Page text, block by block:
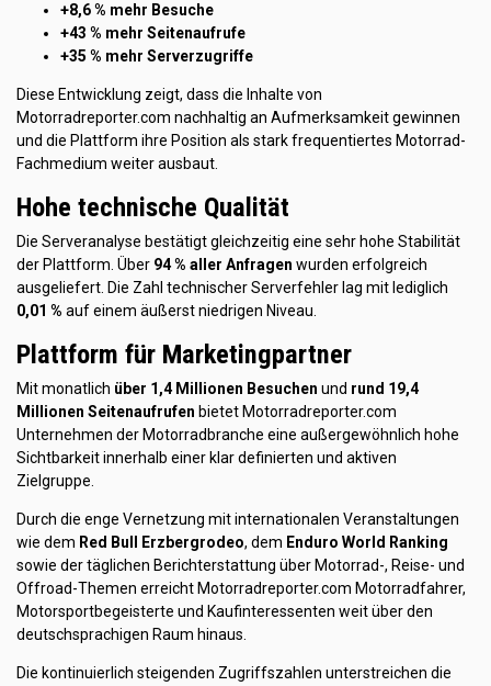
+8,6 % mehr Besuche
+43 % mehr Seitenaufrufe
+35 % mehr Serverzugriffe
Diese Entwicklung zeigt, dass die Inhalte von
Motorradreporter.com nachhaltig an Aufmerksamkeit gewinnen
und die Plattform ihre Position als stark frequentiertes Motorrad-
Fachmedium weiter ausbaut.
Hohe technische Qualität
Die Serveranalyse bestätigt gleichzeitig eine sehr hohe Stabilität
der Plattform. Über 94 % aller Anfragen wurden erfolgreich
ausgeliefert. Die Zahl technischer Serverfehler lag mit lediglich
0,01 % auf einem äußerst niedrigen Niveau.
Plattform für Marketingpartner
Mit monatlich über 1,4 Millionen Besuchen und rund 19,4
Millionen Seitenaufrufen bietet Motorradreporter.com
Unternehmen der Motorradbranche eine außergewöhnlich hohe
Sichtbarkeit innerhalb einer klar definierten und aktiven
Zielgruppe.
Durch die enge Vernetzung mit internationalen Veranstaltungen
wie dem Red Bull Erzbergrodeo, dem Enduro World Ranking
sowie der täglichen Berichterstattung über Motorrad-, Reise- und
Offroad-Themen erreicht Motorradreporter.com Motorradfahrer,
Motorsportbegeisterte und Kaufinteressenten weit über den
deutschsprachigen Raum hinaus.
Die kontinuierlich steigenden Zugriffszahlen unterstreichen die